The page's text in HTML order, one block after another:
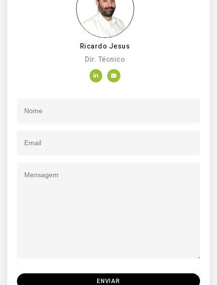
Ricardo Jesus
Dir. Técnico
ENVIAR